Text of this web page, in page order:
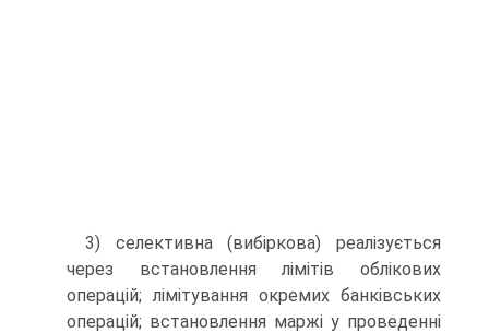
3) селективна (вибіркова) реалізується
через встановлення лімітів облікових
операцій; лімітування окремих банківських
операцій; встановлення маржі у проведенні